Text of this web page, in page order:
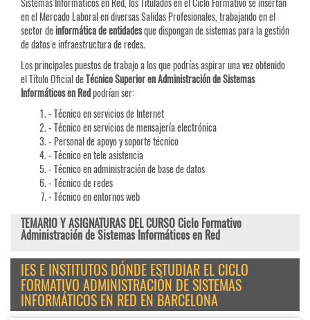
en el Mercado Laboral en diversas Salidas Profesionales, trabajando en el
sector deinformática de entidadesque dispongan de sistemas para la gestión
de datos e infraestructura de redes.
Los principales puestos de trabajo a los que podrías aspirar una vez obtenido
el Título Oficial deTécnico Superior en Administración de Sistemas
Informáticos en Redpodrían ser:
- Técnico en servicios de Internet
- Técnico en servicios de mensajería electrónica
- Personal de apoyo y soporte técnico
- Técnico en tele asistencia
- Técnico en administración de base de datos
- Técnico de redes
- Técnico en entornos web
TEMARIO Y ASIGNATURAS DEL CURSO Ciclo Formativo
Administración de Sistemas Informáticos en Red
IES E INSTITUTOS DÓNDE ESTUDIAR EL CICLO
FORMATIVO ADMINISTRACIÓN DE SISTEMAS
INFORMÁTICOS EN RED EN BARCELONA